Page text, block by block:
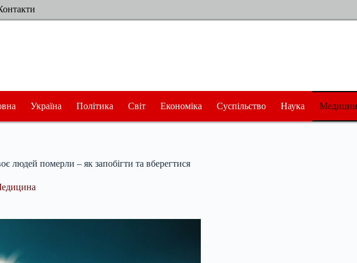
Україна Політика Світ Економіка Суспільство Наука
людей померли – як запобігти та вберегтися